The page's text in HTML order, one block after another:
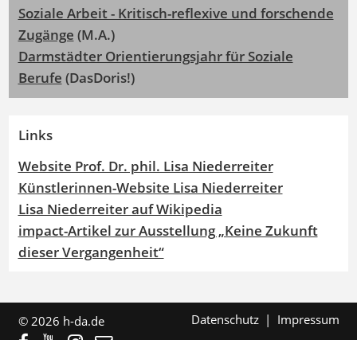
Soziale Arbeit - Kritisch-reflexive und forschende
Zugänge (M.A.)
Darmstädter Orientierungsjahr für Soziale
Berufe (DasDoris!)
Links
Website Prof. Dr. phil. Lisa Niederreiter
Künstlerinnen-Website Lisa Niederreiter
Lisa Niederreiter auf Wikipedia
impact-Artikel zur Ausstellung „Keine Zukunft
dieser Vergangenheit“
© 2026 h-da.de Datenschutz Impressum